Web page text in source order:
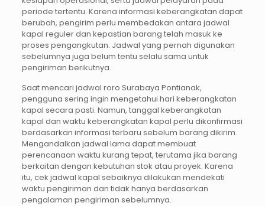
periode tertentu. Karena informasi keberangkatan dapat
berubah, pengirim perlu membedakan antara jadwal
kapal reguler dan kepastian barang telah masuk ke
proses pengangkutan. Jadwal yang pernah digunakan
sebelumnya juga belum tentu selalu sama untuk
pengiriman berikutnya.
Saat mencari jadwal roro Surabaya Pontianak,
pengguna sering ingin mengetahui hari keberangkatan
kapal secara pasti. Namun, tanggal keberangkatan
kapal dan waktu keberangkatan kapal perlu dikonfirmasi
berdasarkan informasi terbaru sebelum barang dikirim.
Mengandalkan jadwal lama dapat membuat
perencanaan waktu kurang tepat, terutama jika barang
berkaitan dengan kebutuhan stok atau proyek. Karena
itu, cek jadwal kapal sebaiknya dilakukan mendekati
waktu pengiriman dan tidak hanya berdasarkan
pengalaman pengiriman sebelumnya.